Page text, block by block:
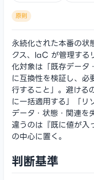
原則
永続化された本番の状
クス、IaC が管理する
化対象は「既存データ
に互換性を検証し、
行すること」。避ける
に一括適用する」「リ
データ・状態・関連を
違うのは『既に値が入
の中心に置く。
判断基準